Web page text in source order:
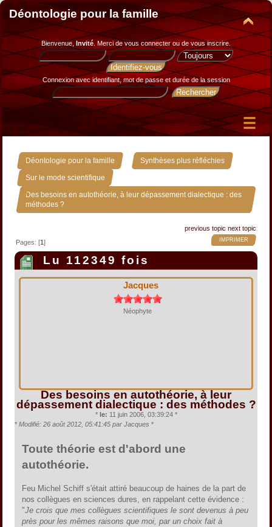
Déontologie pour la famille
Bienvenue, Invité. Merci devous connecter ou de vous inscrire.
Connexion avec identifiant, mot de passe et durée de la session
Déontologie pour la famille » Synthèses plus réfléchies »
Sur le mode scientifique »
Des besoins en autothéorie, à leur dépassement dialectique : des
méthodes ?
previous topic next topic
IMPRIMER
Pages: [1]
Lu 112349 fois
Jacques
Néophyte
Des besoins en autothéorie, à leur
dépassement dialectique : des méthodes ?
* le: 11 juin 2006, 03:39:24 *
* Modifié: 26 août 2012, 05:41:45 par Jacques *
Toute théorie est d'abord une
autothéorie.
Feu Michel Schiff s'était attiré beaucoup de haines de la part de
nos collègues en sciences dures, en rappelant cette évidence :
"Je crois que mes collègues scientifiques le sont devenus à peu
près pour les mêmes raisons que moi, par un choix fait à